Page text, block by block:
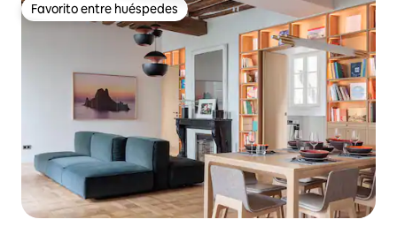
Favorito entre huéspedes
Favorito entre huéspedes